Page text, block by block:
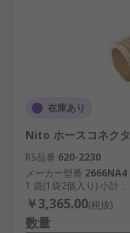
在庫あり
Nito ホースコネク
RS品番 620-2230
メーカー型番 2666NA4
1 袋(1袋2個入り) 小計：
￥3,365.00(税抜)
数量